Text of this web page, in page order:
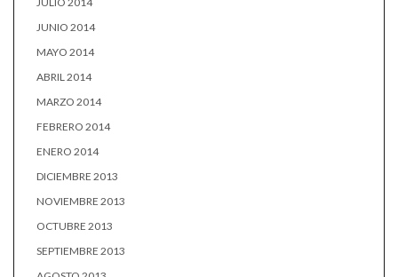
JUNIO 2014
MAYO 2014
ABRIL 2014
MARZO 2014
FEBRERO 2014
ENERO 2014
DICIEMBRE 2013
NOVIEMBRE 2013
OCTUBRE 2013
SEPTIEMBRE 2013